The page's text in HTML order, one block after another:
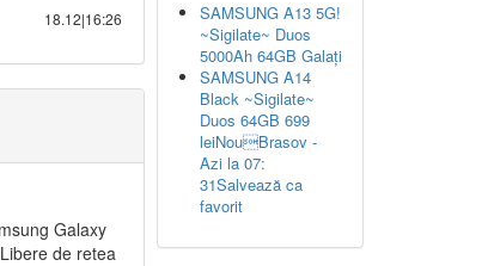
18.12|16:26
Galaxy
de retea
SAMSUNG A13 5G!
~Sigilate~ Duos
5000Ah 64GB Galați
SAMSUNG A14
Black ~Sigilate~
Duos 64GB 699
leiNouBrasov -
Azi la 07:
31Salvează ca
favorit